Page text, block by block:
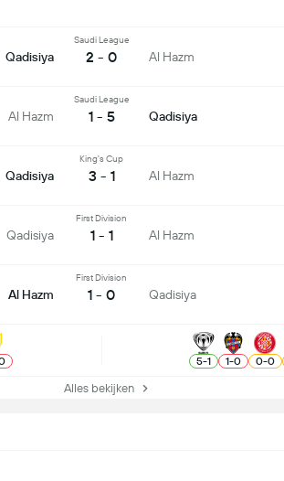
Qadisiya
Saudi League
2 - 0 Al Hazm
Al Hazm
Saudi League
1 - 5 Qadisiya
Qadisiya
King's Cup
3 - 1 Al Hazm
Qadisiya
First Division
1 - 1 Al Hazm
Al Hazm
First Division
1 - 0 Qadisiya
5-1 1-0 0-0
Alles bekijken